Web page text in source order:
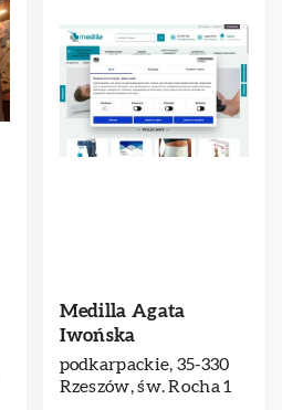
Medilla Agata
Iwońska
podkarpackie, 35-330
Rzeszów, św. Rocha 1